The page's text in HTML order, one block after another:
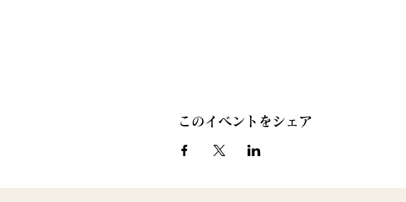
このイベントをシェア